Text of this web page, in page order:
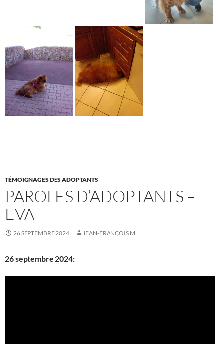
TÉMOIGNAGES DES ADOPTANTS
PAROLES D’ADOPTANTS –
EVA
26 SEPTEMBRE 2024 JEAN-FRANÇOIS M
26 septembre 2024: